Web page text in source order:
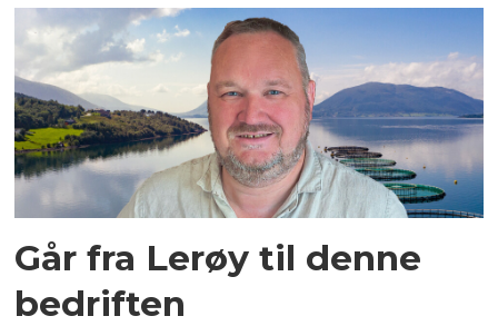
Går fra Lerøy til denne
bedriften